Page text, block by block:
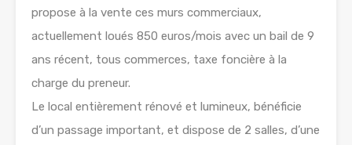
propose à la vente ces murs commerciaux,
actuellement loués 850 euros/mois avec un bail de 9
ans récent, tous commerces, taxe foncière à la
charge du preneur.
Le local entièrement rénové et lumineux, bénéficie
d’un passage important, et dispose de 2 salles, d’une